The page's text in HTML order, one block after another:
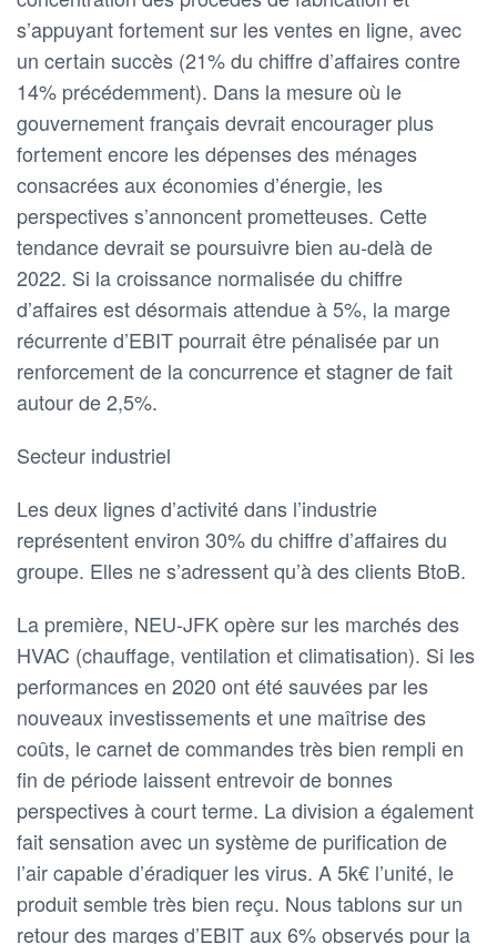
s’appuyant fortement sur les ventes en ligne, avec
un certain succès (21% du chiffre d’affaires contre
14% précédemment). Dans la mesure où le
gouvernement français devrait encourager plus
fortement encore les dépenses des ménages
consacrées aux économies d’énergie, les
perspectives s’annoncent prometteuses. Cette
tendance devrait se poursuivre bien au-delà de
2022. Si la croissance normalisée du chiffre
d’affaires est désormais attendue à 5%, la marge
récurrente d’EBIT pourrait être pénalisée par un
renforcement de la concurrence et stagner de fait
autour de 2,5%.
Secteur industriel
Les deux lignes d’activité dans l’industrie
représentent environ 30% du chiffre d’affaires du
groupe. Elles ne s’adressent qu’à des clients BtoB.
La première, NEU-JFK opère sur les marchés des
HVAC (chauffage, ventilation et climatisation). Si les
performances en 2020 ont été sauvées par les
nouveaux investissements et une maîtrise des
coûts, le carnet de commandes très bien rempli en
fin de période laissent entrevoir de bonnes
perspectives à court terme. La division a également
fait sensation avec un système de purification de
l’air capable d’éradiquer les virus. A 5k€ l’unité, le
produit semble très bien reçu. Nous tablons sur un
retour des marges d’EBIT aux 6% observés pour la